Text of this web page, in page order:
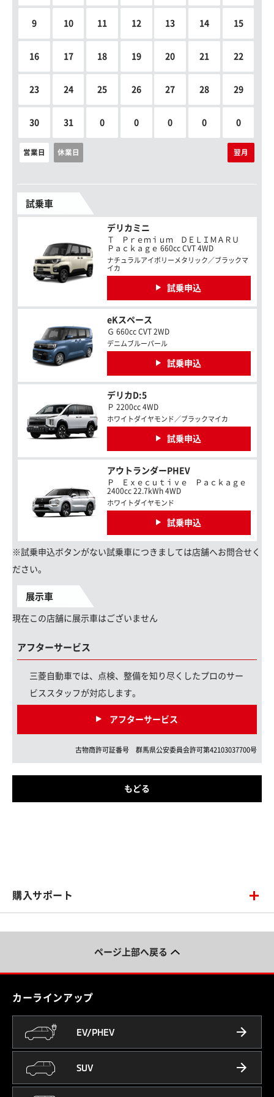
9 10 11 12 13 14 15
16 17 18 19 20 21 22
23 24 25 26 27 28 29
30 31 0 0 0 0 0
営業日 休業日 翌月
試乗車
デリカミニ
Ｔ Ｐｒｅｍｉｕｍ ＤＥＬＩＭＡＲＵ
Ｐａｃｋａｇｅ 660cc CVT 4WD
ナチュラルアイボリーメタリック／ブラックマ
イカ
試乗申込
eKスペース
Ｇ 660cc CVT 2WD
デニムブルーパール
試乗申込
デリカD:5
Ｐ 2200cc 4WD
ホワイトダイヤモンド／ブラックマイカ
試乗申込
アウトランダーPHEV
Ｐ Ｅｘｅｃｕｔｉｖｅ Ｐａｃｋａｇｅ
2400cc 22.7kWh 4WD
ホワイトダイヤモンド
試乗申込
※試乗申込ボタンがない試乗車につきましては店舗へお問合せく
ださい。
展示車
現在この店舗に展示車はございません
アフターサービス
三菱自動車では、点検、整備を知り尽くしたプロのサー
ビススタッフが対応します。
アフターサービス
古物商許可証番号 群馬県公安委員会許可第42103037700号
もどる
購入サポート
ページ上部へ戻る
カーラインアップ
EV/PHEV
SUV